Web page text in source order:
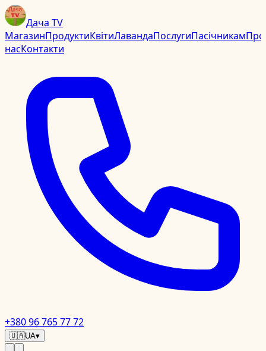
Дача TV
МагазинПродуктиКвітиЛавандаПослугиПасічникамПро
насКонтакти
+380 96 765 77 72
🇺🇦UA▾